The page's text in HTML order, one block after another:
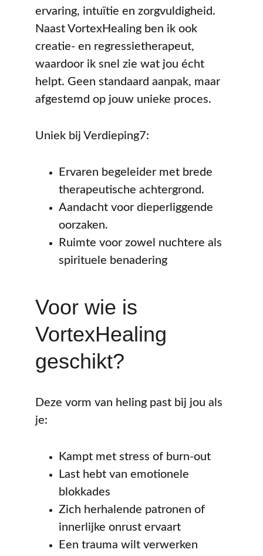
ervaring, intuïtie en zorgvuldigheid.
Naast VortexHealing ben ik ook
creatie- en regressietherapeut,
waardoor ik snel zie wat jou écht
helpt. Geen standaard aanpak, maar
afgestemd op jouw unieke proces.
Uniek bij Verdieping7:
Ervaren begeleider met brede
therapeutische achtergrond.
Aandacht voor dieperliggende
oorzaken.
Ruimte voor zowel nuchtere als
spirituele benadering
Voor wie is
VortexHealing
geschikt?
Deze vorm van heling past bij jou als
je:
Kampt met stress of burn-out
Last hebt van emotionele
blokkades
Zich herhalende patronen of
innerlijke onrust ervaart
Een trauma wilt verwerken